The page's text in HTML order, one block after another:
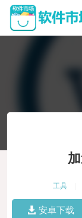
工具
安卓下载